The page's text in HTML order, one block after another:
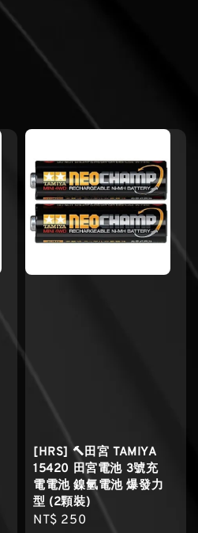
[HRS] 🔨田宮 TAMIYA
15420 田宮電池 3號充
電電池 鎳氫電池 爆發力
型 (2顆裝)
Regular
NT$ 250